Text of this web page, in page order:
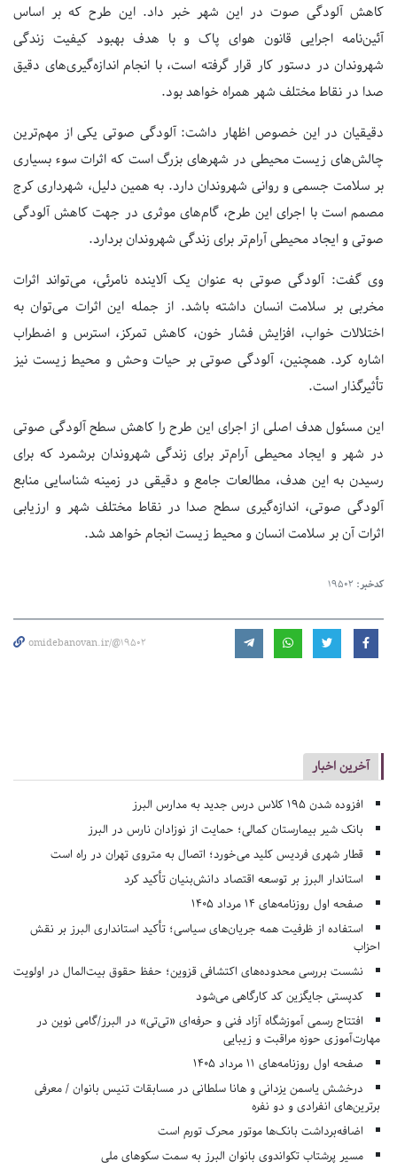
کاهش آلودگی صوت در این شهر خبر داد. این طرح که بر اساس
آئین‌نامه اجرایی قانون هوای پاک و با هدف بهبود کیفیت زندگی
شهروندان در دستور کار قرار گرفته است، با انجام اندازه‌گیری‌های دقیق
صدا در نقاط مختلف شهر همراه خواهد بود.
دقیقیان در این خصوص اظهار داشت: آلودگی صوتی یکی از مهم‌ترین
چالش‌های زیست محیطی در شهرهای بزرگ است که اثرات سوء بسیاری
بر سلامت جسمی و روانی شهروندان دارد. به همین دلیل، شهرداری کرج
مصمم است با اجرای این طرح، گام‌های موثری در جهت کاهش آلودگی
صوتی و ایجاد محیطی آرام‌تر برای زندگی شهروندان بردارد.
وی گفت: آلودگی صوتی به عنوان یک آلاینده نامرئی، می‌تواند اثرات
مخربی بر سلامت انسان داشته باشد. از جمله این اثرات می‌توان به
اختلالات خواب، افزایش فشار خون، کاهش تمرکز، استرس و اضطراب
اشاره کرد. همچنین، آلودگی صوتی بر حیات وحش و محیط زیست نیز
تأثیرگذار است.
این مسئول هدف اصلی از اجرای این طرح را کاهش سطح آلودگی صوتی
در شهر و ایجاد محیطی آرام‌تر برای زندگی شهروندان برشمرد که برای
رسیدن به این هدف، مطالعات جامع و دقیقی در زمینه شناسایی منابع
آلودگی صوتی، اندازه‌گیری سطح صدا در نقاط مختلف شهر و ارزیابی
اثرات آن بر سلامت انسان و محیط زیست انجام خواهد شد.
کدخبر: 19502
omidebanovan.ir/@19502
آخرین اخبار
افزوده شدن ۱۹۵ کلاس درس جدید به مدارس البرز
بانک شیر بیمارستان کمالی؛ حمایت از نوزادان نارس در البرز
قطار شهری فردیس کلید می‌خورد؛ اتصال به متروی تهران در راه است
استاندار البرز بر توسعه اقتصاد دانش‌بنیان تأکید کرد
صفحه اول روزنامه‌های 14 مرداد 1405
استفاده از ظرفیت همه جریان‌های سیاسی؛ تأکید استانداری البرز بر نقش
احزاب
نشست بررسی محدوده‌های اکتشافی قزوین؛ حفظ حقوق بیت‌المال در اولویت
کدپستی جایگزین کد کارگاهی می‌شود
افتتاح رسمی آموزشگاه آزاد فنی و حرفه‌ای «تی‌تی» در البرز/گامی نوین در
مهارت‌آموزی حوزه مراقبت و زیبایی
صفحه اول روزنامه‌های 11 مرداد 1405
درخشش یاسمن یزدانی و هانا سلطانی در مسابقات تنیس بانوان / معرفی
برترین‌های انفرادی و دو نفره
اضافه‌برداشت بانک‌ها موتور محرک تورم است
مسیر پرشتاب تکواندوی بانوان البرز به سمت سکوهای ملی